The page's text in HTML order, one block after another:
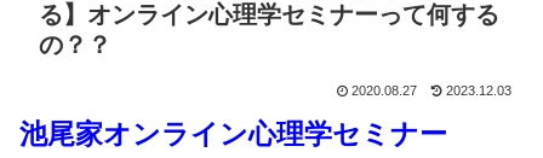
る】オンライン心理学セミナーって何する
の？？
2020.08.27 2023.12.03
池尾家オンライン心理学セミナー